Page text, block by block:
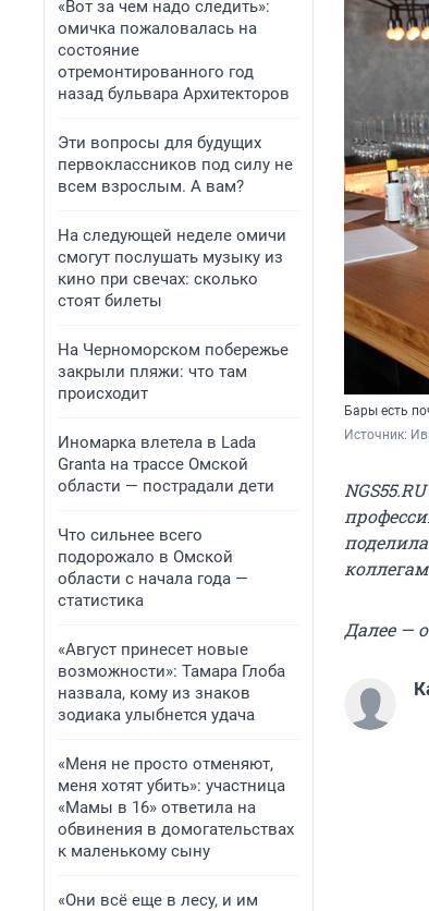
«Вот за чем надо следить»:
омичка пожаловалась на
состояние
отремонтированного год
назад бульвара Архитекторов
Эти вопросы для будущих
первоклассников под силу не
всем взрослым. А вам?
На следующей неделе омичи
смогут послушать музыку из
кино при свечах: сколько
стоят билеты
На Черноморском побережье
закрыли пляжи: что там
происходит
Иномарка влетела в Lada
Granta на трассе Омской
области — пострадали дети
Что сильнее всего
подорожало в Омской
области с начала года —
статистика
«Август принесет новые
возможности»: Тамара Глоба
назвала, кому из знаков
зодиака улыбнется удача
«Меня не просто отменяют,
меня хотят убить»: участница
«Мамы в 16» ответила на
обвинения в домогательствах
к маленькому сыну
«Они всё еще в лесу, и им
Бары есть
Источник:
Далее —